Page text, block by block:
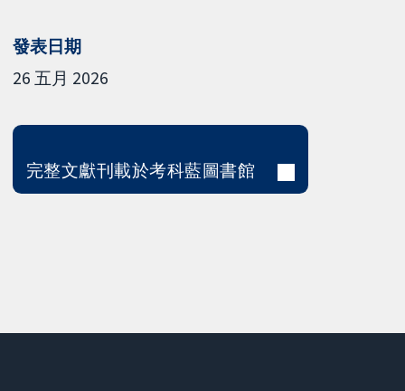
發表日期
26 五月 2026
完整文獻刊載於考科藍圖書館